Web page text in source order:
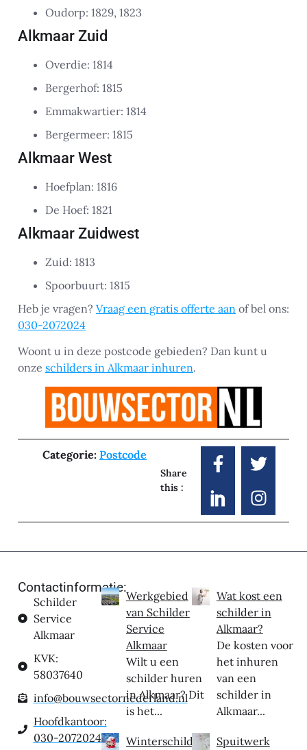
Oudorp: 1829, 1823
Alkmaar Zuid
Overdie: 1814
Bergerhof: 1815
Emmakwartier: 1814
Bergermeer: 1815
Alkmaar West
Hoefplan: 1816
De Hoef: 1821
Alkmaar Zuidwest
Zuid: 1813
Spoorbuurt: 1815
Heb je vragen? Vraag een gratis offerte aan of bel ons:
030-2072024
Woont u in deze postcode gebieden? Dan kunt u
onze schilders in Alkmaar inhuren.
Categorie: Postcode
Share
this :
Contactinformatie:
Schilder
Service
Alkmaar
KVK:
58037640
info@bouwsectornederland.nl
Hoofdkantoor:
030-2072024
Werkgebied
van Schilder
Service
Alkmaar
Wilt u een
schilder huren
in Alkmaar? Dit
is het...
Winterschilder
Wat kost een
schilder in
Alkmaar?
De kosten voor
het inhuren
van een
schilder in
Alkmaar...
Spuitwerk